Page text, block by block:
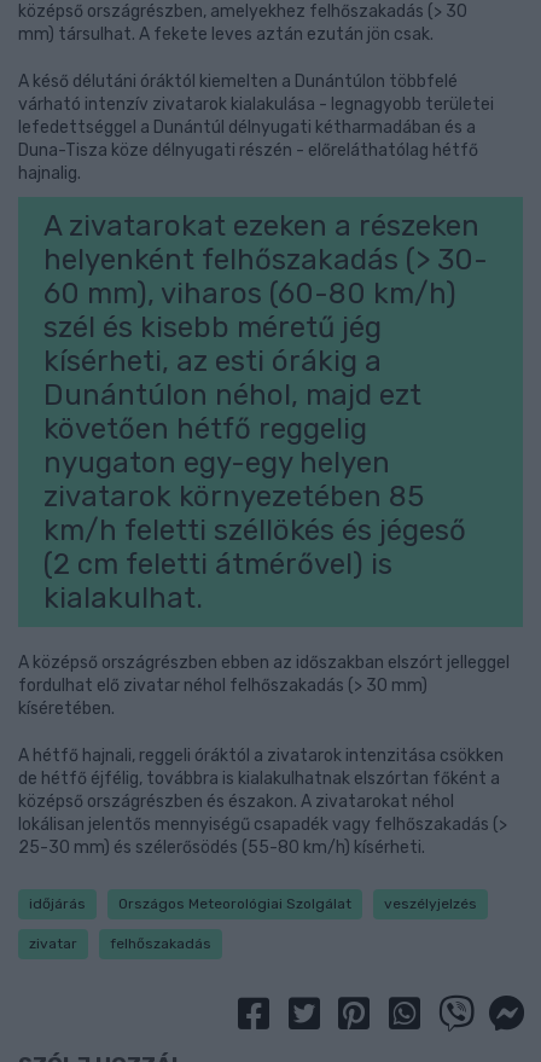
középső országrészben, amelyekhez felhőszakadás (> 30
mm) társulhat. A fekete leves aztán ezután jön csak.
A késő délutáni óráktól kiemelten a Dunántúlon többfelé
várható intenzív zivatarok kialakulása - legnagyobb területei
lefedettséggel a Dunántúl délnyugati kétharmadában és a
Duna-Tisza köze délnyugati részén - előreláthatólag hétfő
hajnalig.
A zivatarokat ezeken a részeken
helyenként felhőszakadás (> 30-
60 mm), viharos (60-80 km/h)
szél és kisebb méretű jég
kísérheti, az esti órákig a
Dunántúlon néhol, majd ezt
követően hétfő reggelig
nyugaton egy-egy helyen
zivatarok környezetében 85
km/h feletti széllökés és jégeső
(2 cm feletti átmérővel) is
kialakulhat.
A középső országrészben ebben az időszakban elszórt jelleggel
fordulhat elő zivatar néhol felhőszakadás (> 30 mm)
kíséretében.
A hétfő hajnali, reggeli óráktól a zivatarok intenzitása csökken
de hétfő éjfélig, továbbra is kialakulhatnak elszórtan főként a
középső országrészben és északon. A zivatarokat néhol
lokálisan jelentős mennyiségű csapadék vagy felhőszakadás (>
25-30 mm) és szélerősödés (55-80 km/h) kísérheti.
időjárás Országos Meteorológiai Szolgálat veszélyjelzés
zivatar felhőszakadás